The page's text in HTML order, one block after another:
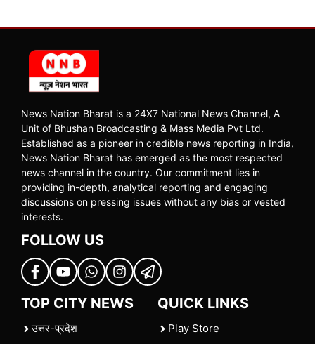
News Nation Bharat is a 24X7 National News Channel, A
Unit of Bhushan Broadcasting & Mass Media Pvt Ltd.
Established as a pioneer in credible news reporting in India,
News Nation Bharat has emerged as the most respected
news channel in the country. Our commitment lies in
providing in-depth, analytical reporting and engaging
discussions on pressing issues without any bias or vested
interests.
FOLLOW US
TOP CITY NEWS
उत्तर-प्रदेश
QUICK LINKS
Play Store